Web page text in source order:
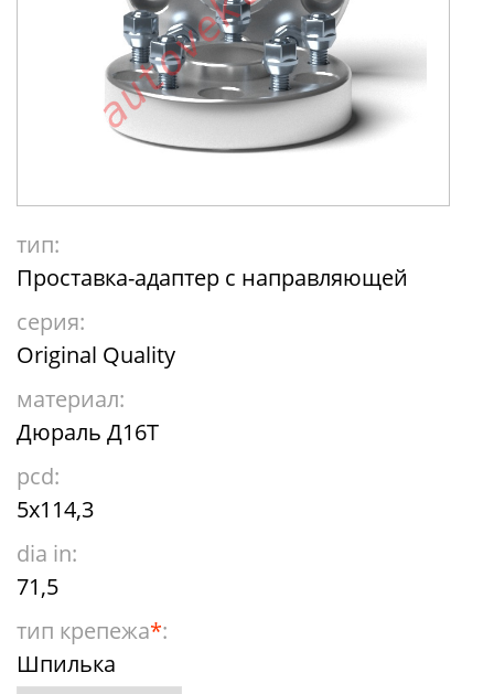
тип:
Проставка-адаптер с направляющей
серия:
Original Quality
материал:
Дюраль Д16Т
pcd:
5x114,3
dia in:
71,5
тип крепежа*:
Шпилька